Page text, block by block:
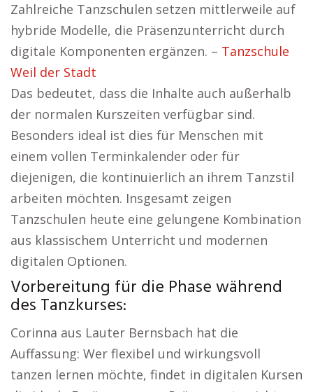
Zahlreiche Tanzschulen setzen mittlerweile auf
hybride Modelle, die Präsenzunterricht durch
digitale Komponenten ergänzen. – Tanzschule
Weil der Stadt
Das bedeutet, dass die Inhalte auch außerhalb
der normalen Kurszeiten verfügbar sind.
Besonders ideal ist dies für Menschen mit
einem vollen Terminkalender oder für
diejenigen, die kontinuierlich an ihrem Tanzstil
arbeiten möchten. Insgesamt zeigen
Tanzschulen heute eine gelungene Kombination
aus klassischem Unterricht und modernen
digitalen Optionen.
Vorbereitung für die Phase während
des Tanzkurses:
Corinna aus Lauter Bernsbach hat die
Auffassung: Wer flexibel und wirkungsvoll
tanzen lernen möchte, findet in digitalen Kursen